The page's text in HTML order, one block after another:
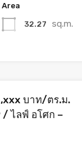
Area
32.27 sq.m.
บาท/ตร.ม.
/ ไลฟ์ อโศก –